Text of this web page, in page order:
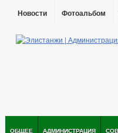
Новости Фотоальбом
ОБЩЕЕ АДМИНИСТРАЦИЯ